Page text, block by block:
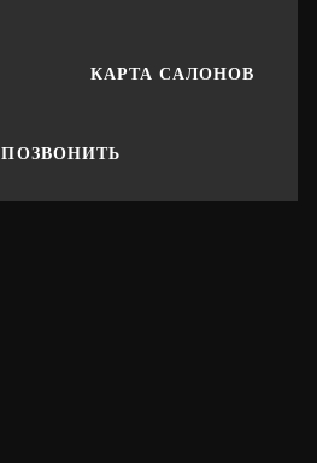
КАРТА САЛОНОВ
ПОЗВОНИТЬ